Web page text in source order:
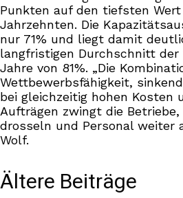
Punkten auf den tiefsten
Jahrzehnten. Die
nur 71% und liegt damit
langfristigen Durchschnitt der
Jahre von 81%. „Die
Wettbewerbsfähigkeit,
bei gleichzeitig hohen Kosten
Aufträgen zwingt die
drosseln und Personal weiter
Wolf.
Ältere Beiträge